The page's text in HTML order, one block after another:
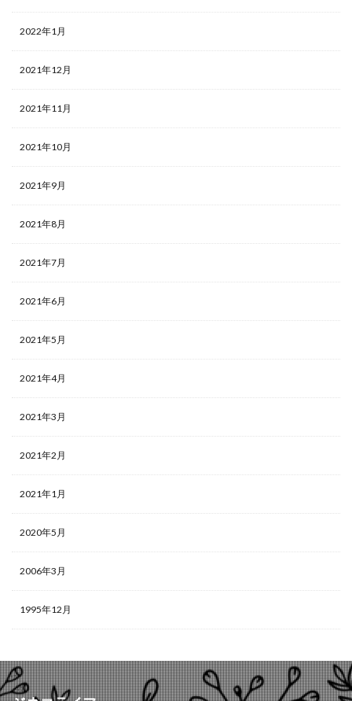
2022年1月
2021年12月
2021年11月
2021年10月
2021年9月
2021年8月
2021年7月
2021年6月
2021年5月
2021年4月
2021年3月
2021年2月
2021年1月
2020年5月
2006年3月
1995年12月